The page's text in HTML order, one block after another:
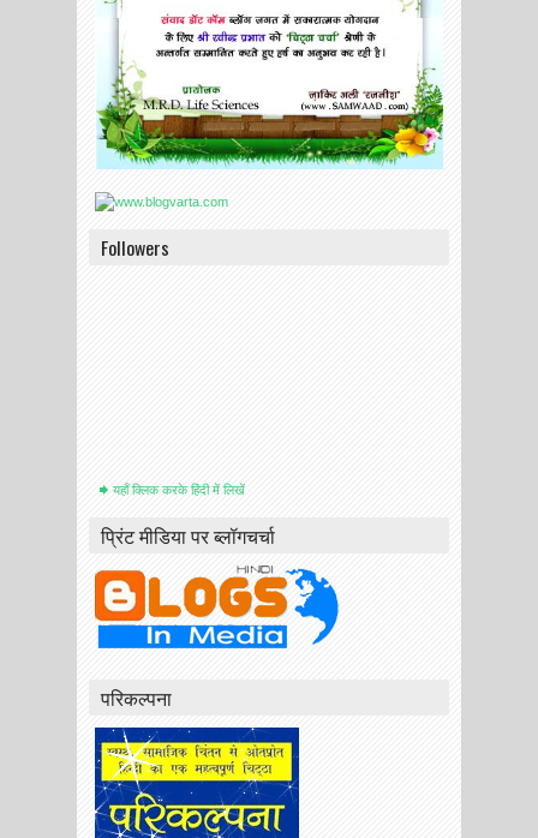
Followers
यहाँ क्लिक करके हिंदी में लिखें
प्रिंट मीडिया पर ब्लॉगचर्चा
परिकल्पना